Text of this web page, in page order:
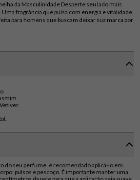
da Masculinidade Desperte seu lado mais
fragrância que pulsa com energia e vitalidade,
para homens que buscam deixar sua marca por
vibrante de frescor e intensidade, que te
Sinta a explosão de energia desde a
amadeiradas de cedro e o toque resinoso do
e sensual, deixando um rastro
com o icônico crocodilo Lacoste, evoca a força
vibrante da embalagem externa reforça a
Lacoste Red é mais do que um perfume, é um
que te acompanha em todas as suas aventuras,
do seu perfume, é recomendado aplicá-lo em
pulsos e pescoço. É importante manter uma